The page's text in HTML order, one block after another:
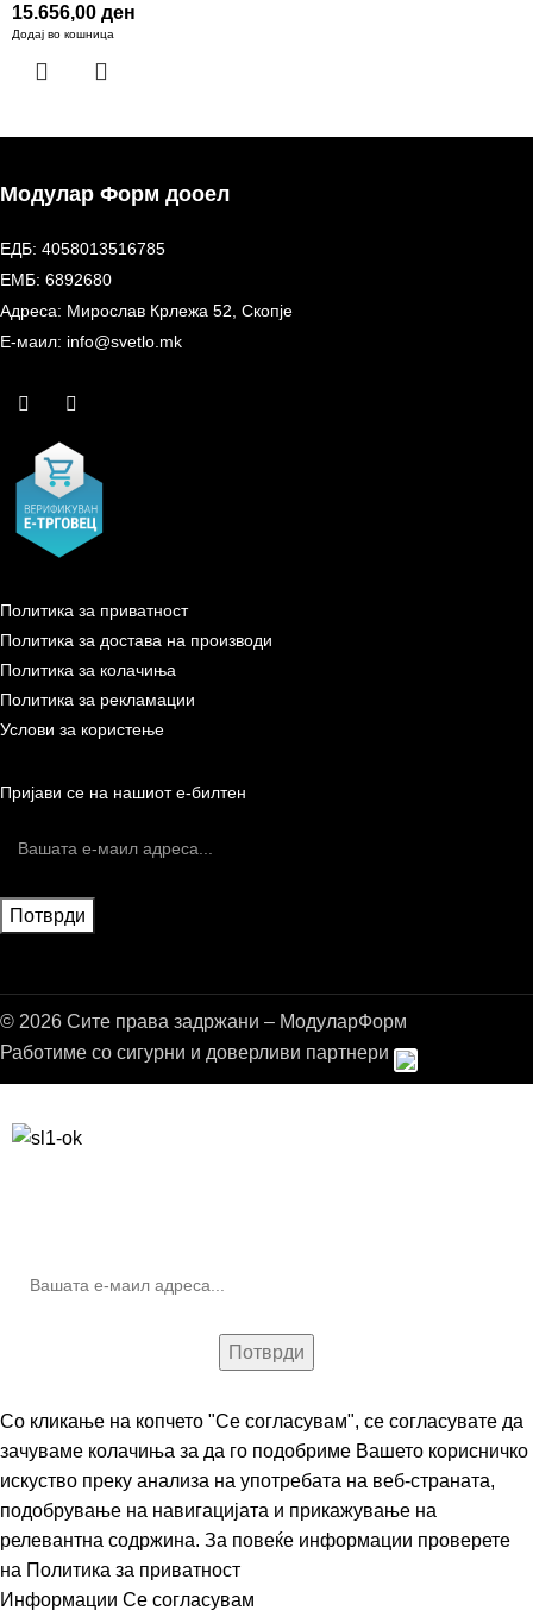
15.656,00 ден
Додај во кошница
Модулар Форм дооел
ЕДБ: 4058013516785
ЕМБ: 6892680
Адреса: Мирослав Крлежа 52, Скопје
Е-маил: info@svetlo.mk
Политика за приватност
Политика за достава на производи
Политика за колачиња
Политика за рекламации
Услови за користење
Пријави се на нашиот е-билтен
© 2026 Сите права задржани – МодуларФорм
Работиме со сигурни и доверливи партнери
Со кликање на копчето "Се согласувам", се согласувате да
зачуваме колачиња за да го подобриме Вашето корисничко
искуство преку анализа на употребата на веб-страната,
подобрување на навигацијата и прикажување на
релевантна содржина. За повеќе информации проверете
на Политика за приватност
Информации Се согласувам